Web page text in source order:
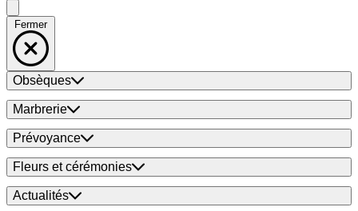
Fermer
Obsèques
Marbrerie
Prévoyance
Fleurs et cérémonies
Actualités